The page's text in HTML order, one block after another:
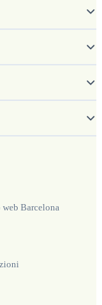
web Barcelona